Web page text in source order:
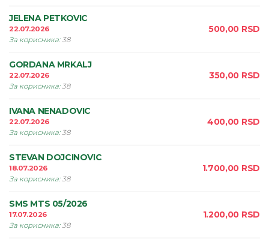
JELENA PETKOVIC
22.07.2026
За корисника:38
500,00 RSD
GORDANA MRKALJ
22.07.2026
За корисника:38
350,00 RSD
IVANA NENADOVIC
22.07.2026
За корисника:38
400,00 RSD
STEVAN DOJCINOVIC
18.07.2026
За корисника:38
1.700,00 RSD
SMS MTS 05/2026
17.07.2026
За корисника:38
1.200,00 RSD